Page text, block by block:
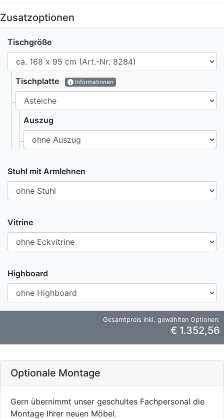
Zusatzoptionen
Tischgröße
Tischplatte Informationen
Auszug
Stuhl mit Armlehnen
Vitrine
Highboard
Gesamtpreis inkl. gewählten Optionen:
€ 1.352,56
Optionale Montage
Gern übernimmt unser geschultes Fachpersonal die
Montage Ihrer neuen Möbel.